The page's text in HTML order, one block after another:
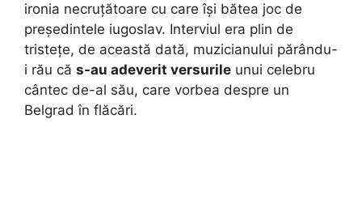
ironia necruțătoare cu care își bătea joc de
președintele iugoslav. Interviul era plin de
tristețe, de această dată, muzicianului părându-
i rău că s-au adeverit versurile unui celebru
cântec de-al său, care vorbea despre un
Belgrad în flăcări.